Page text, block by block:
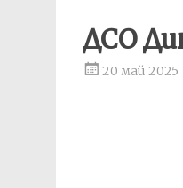
ДСО
20 май 2025